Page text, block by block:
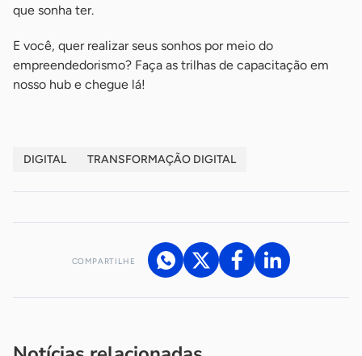
que sonha ter.
E você, quer realizar seus sonhos por meio do
empreendedorismo? Faça as trilhas de capacitação em
nosso hub e chegue lá!
DIGITAL TRANSFORMAÇÃO DIGITAL
COMPARTILHE